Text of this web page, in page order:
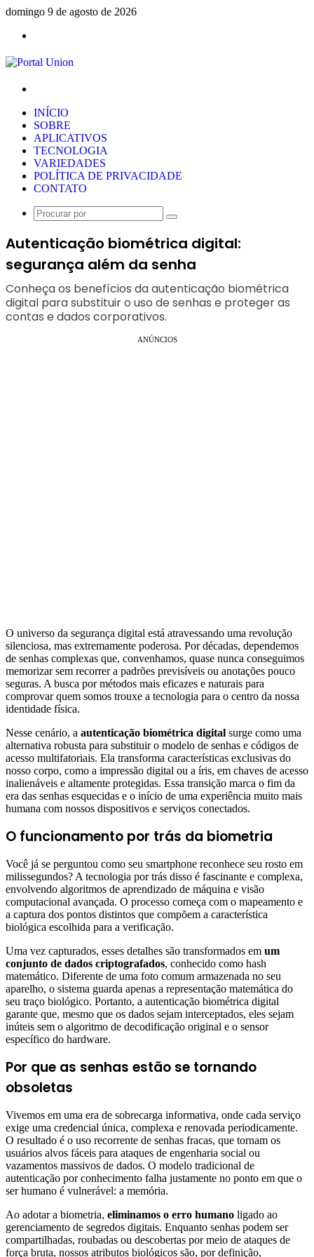
domingo 9 de agosto de 2026
INÍCIO
SOBRE
APLICATIVOS
TECNOLOGIA
VARIEDADES
POLÍTICA DE PRIVACIDADE
CONTATO
Procurar
Autenticação biométrica digital:
segurança além da senha
Conheça os benefícios da autenticação biométrica
digital para substituir o uso de senhas e proteger as
contas e dados corporativos.
ANÚNCIOS
O universo da segurança digital está atravessando uma revolução
silenciosa, mas extremamente poderosa. Por décadas, dependemos
de senhas complexas que, convenhamos, quase nunca conseguimos
memorizar sem recorrer a padrões previsíveis ou anotações pouco
seguras. A busca por métodos mais eficazes e naturais para
comprovar quem somos trouxe a tecnologia para o centro da nossa
identidade física.
Nesse cenário, a autenticação biométrica digital surge como uma
alternativa robusta para substituir o modelo de senhas e códigos de
acesso multifatoriais. Ela transforma características exclusivas do
nosso corpo, como a impressão digital ou a íris, em chaves de acesso
inalienáveis e altamente protegidas. Essa transição marca o fim da
era das senhas esquecidas e o início de uma experiência muito mais
humana com nossos dispositivos e serviços conectados.
O funcionamento por trás da biometria
Você já se perguntou como seu smartphone reconhece seu rosto em
milissegundos? A tecnologia por trás disso é fascinante e complexa,
envolvendo algoritmos de aprendizado de máquina e visão
computacional avançada. O processo começa com o mapeamento e
a captura dos pontos distintos que compõem a característica
biológica escolhida para a verificação.
Uma vez capturados, esses detalhes são transformados em um
conjunto de dados criptografados, conhecido como hash
matemático. Diferente de uma foto comum armazenada no seu
aparelho, o sistema guarda apenas a representação matemática do
seu traço biológico. Portanto, a autenticação biométrica digital
garante que, mesmo que os dados sejam interceptados, eles sejam
inúteis sem o algoritmo de decodificação original e o sensor
específico do hardware.
Por que as senhas estão se tornando
obsoletas
Vivemos em uma era de sobrecarga informativa, onde cada serviço
exige uma credencial única, complexa e renovada periodicamente.
O resultado é o uso recorrente de senhas fracas, que tornam os
usuários alvos fáceis para ataques de engenharia social ou
vazamentos massivos de dados. O modelo tradicional de
autenticação por conhecimento falha justamente no ponto em que o
ser humano é vulnerável: a memória.
Ao adotar a biometria, eliminamos o erro humano ligado ao
gerenciamento de segredos digitais. Enquanto senhas podem ser
compartilhadas, roubadas ou descobertas por meio de ataques de
força bruta, nossos atributos biológicos são, por definição,